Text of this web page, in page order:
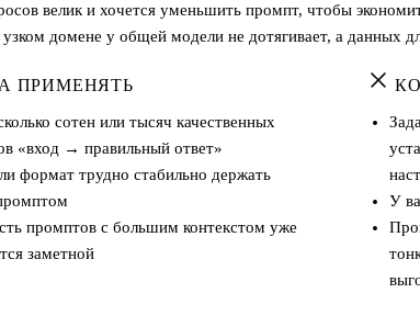
велик и хочется уменьшить промпт, чтобы
узком домене у общей модели не дотягивает, а данных
ПРИМЕНЯТЬ
сотен или тысяч качественных
«вход → правильный ответ»
формат трудно стабильно держать
промптов с большим контекстом уже
заметной
У